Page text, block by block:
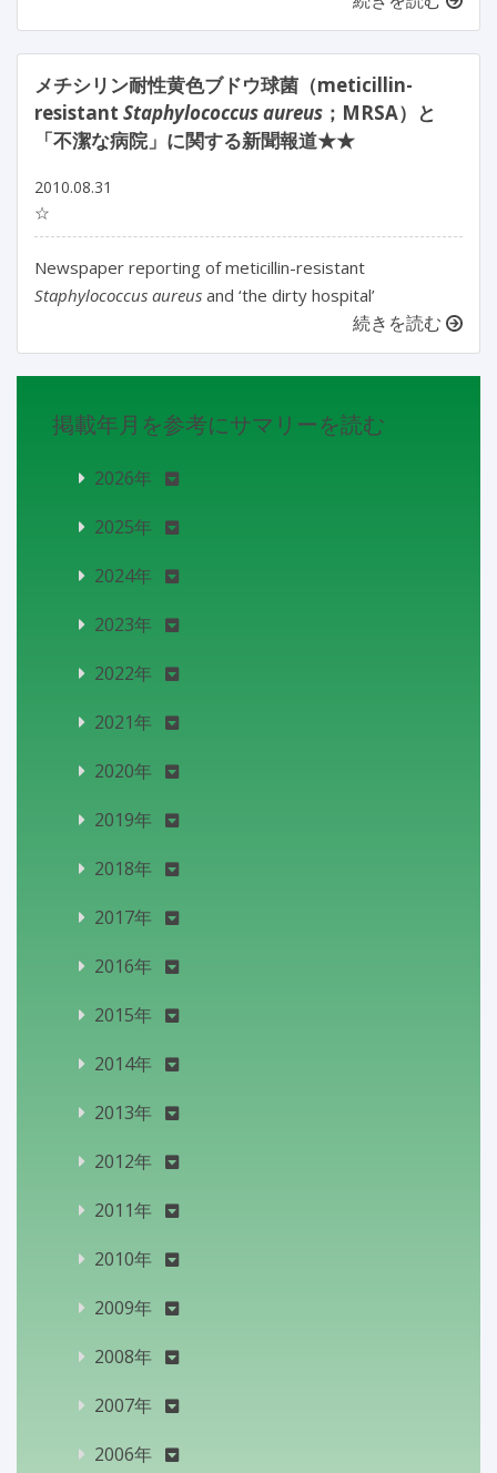
メチシリン耐性黄色ブドウ球菌（meticillin-
resistant Staphylococcus aureus ；MRSA）と
「不潔な病院」に関する新聞報道★★
2010.08.31
☆
Newspaper reporting of meticillin-resistant
Staphylococcus aureus and ‘the dirty hospital’
続きを読む
掲載年月を参考にサマリーを読む
2026年
2025年
2024年
2023年
2022年
2021年
2020年
2019年
2018年
2017年
2016年
2015年
2014年
2013年
2012年
2011年
2010年
2009年
2008年
2007年
2006年